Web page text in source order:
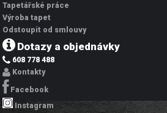
Tapetářské práce
Výroba tapet
Odstoupit od smlouvy
Dotazy a objednávky
608 778 488
Kontakty
Facebook
Instagram